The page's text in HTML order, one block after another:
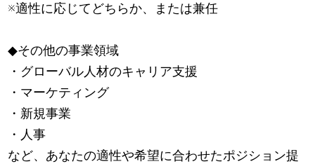
※適性に応じてどちらか、または兼任
◆その他の事業領域
・グローバル人材のキャリア支援
・マーケティング
・新規事業
・人事
など、あなたの適性や希望に合わせたポジション提